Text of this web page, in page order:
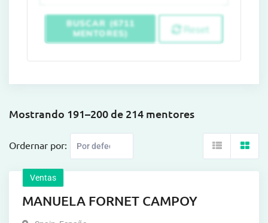
BUSCAR (6711
MENTORES)
Reset
Mostrando 191–200 de 214 mentores
Ordernar por:
Ventas
MANUELA FORNET CAMPOY